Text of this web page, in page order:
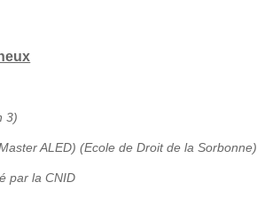
3)
ALED) (Ecole de Droit de la Sorbonne)
par la CNID